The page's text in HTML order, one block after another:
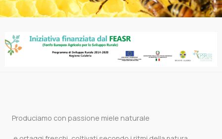
Produciamo con passione miele naturale